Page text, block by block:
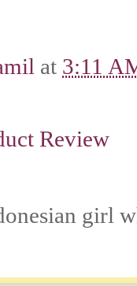
at 3:11
Review
girl